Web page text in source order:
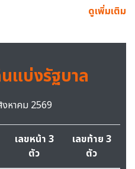
ดูเพิ่มเติม
แบ่งรัฐบาล
งหาคม 2569
เลขหน้า 3
ตัว
เลขท้าย 3
ตัว